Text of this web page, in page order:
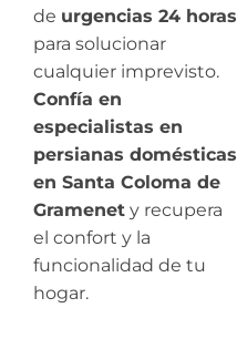
de urgencias 24 horas
para solucionar
cualquier imprevisto.
Confía en
especialistas en
persianas domésticas
en Santa Coloma de
Gramenet y recupera
el confort y la
funcionalidad de tu
hogar.